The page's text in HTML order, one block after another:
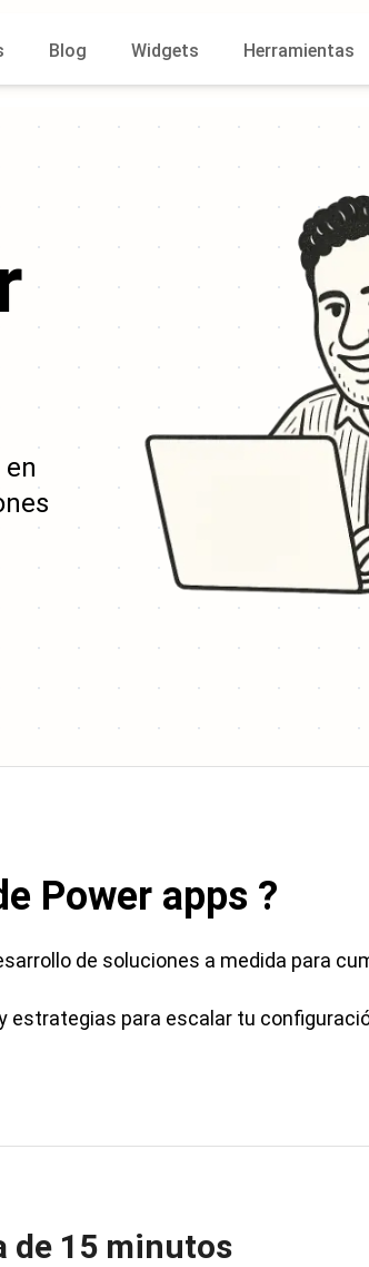
Blog Widgets Herramientas
Power apps ?
de soluciones a medida para
estrategias para escalar tu
de 15 minutos